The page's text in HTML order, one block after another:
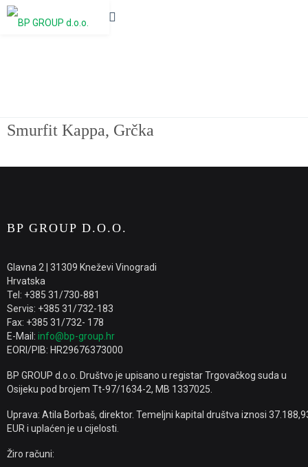
Smurfit Kappa, Grčka
BP GROUP D.O.O.
Glavna 2 | 31309 Kneževi Vinogradi
Hrvatska
Tel: +385 31/730-881
Servis: +385 31/732-183
Fax: +385 31/732- 178
E-Mail: info@bp-group.hr
EORI/PIB: HR29676373000
BP GROUP d.o.o. Društvo je upisano u registar Trgovačkog suda u
Osijeku pod brojem Tt-97/1634-2, MB 1337025.
Uprava: Atila Borbaš, direktor. Temeljni kapital društva iznosi
EUR i uplaćen je u cijelosti.
Žiro računi: